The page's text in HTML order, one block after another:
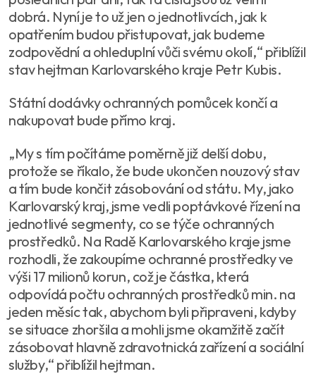
dobrá. Nyní je to už jen o jednotlivcích, jak k
opatřením budou přistupovat, jak budeme
zodpovědní a ohleduplní vůči svému okolí,“ přiblížil
stav hejtman Karlovarského kraje Petr Kubis.
Státní dodávky ochranných pomůcek končí a
nakupovat bude přímo kraj.
„My s tím počítáme poměrně již delší dobu,
protože se říkalo, že bude ukončen nouzový stav
a tím bude končit zásobování od státu. My, jako
Karlovarský kraj, jsme vedli poptávkové řízení na
jednotlivé segmenty, co se týče ochranných
prostředků. Na Radě Karlovarského kraje jsme
rozhodli, že zakoupíme ochranné prostředky ve
výši 17 milionů korun, což je částka, která
odpovídá počtu ochranných prostředků min. na
jeden měsíc tak, abychom byli připraveni, kdyby
se situace zhoršila a mohli jsme okamžitě začít
zásobovat hlavně zdravotnická zařízení a sociální
služby,“ přiblížil hejtman.